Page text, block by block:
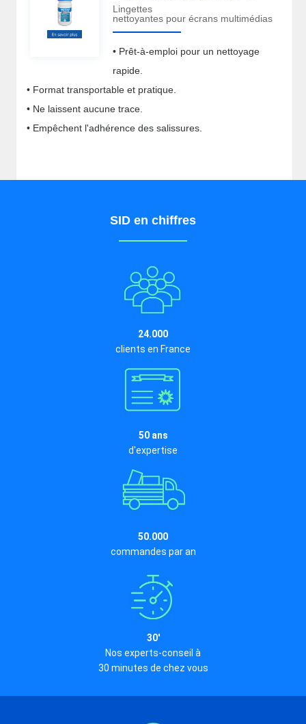
Lingettes
nettoyantes pour écrans multimédias
• Prêt-à-emploi pour un nettoyage
rapide.
• Format transportable et pratique.
• Ne laissent aucune trace.
• Empêchent l'adhérence des salissures.
SID en chiffres
24.000
clients en France
50 ans
d'expertise
50.000
commandes par an
30'
Nos experts-conseil à
30 minutes de chez vous